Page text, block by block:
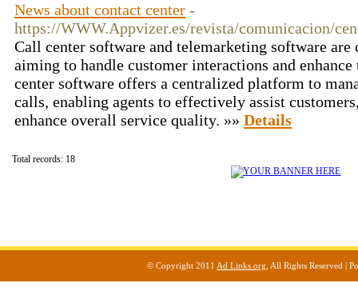
News about contact center -
https://WWW.Appvizer.es/revista/comunicacion/
Call center software and telemarketing software are
aiming to handle customer interactions and
center software offers a centralized platform to
calls, enabling agents to effectively assist
enhance overall service quality. »» Details
Total records: 18
© Copyright 2011 Ad Links.org , All Rights Reserved |